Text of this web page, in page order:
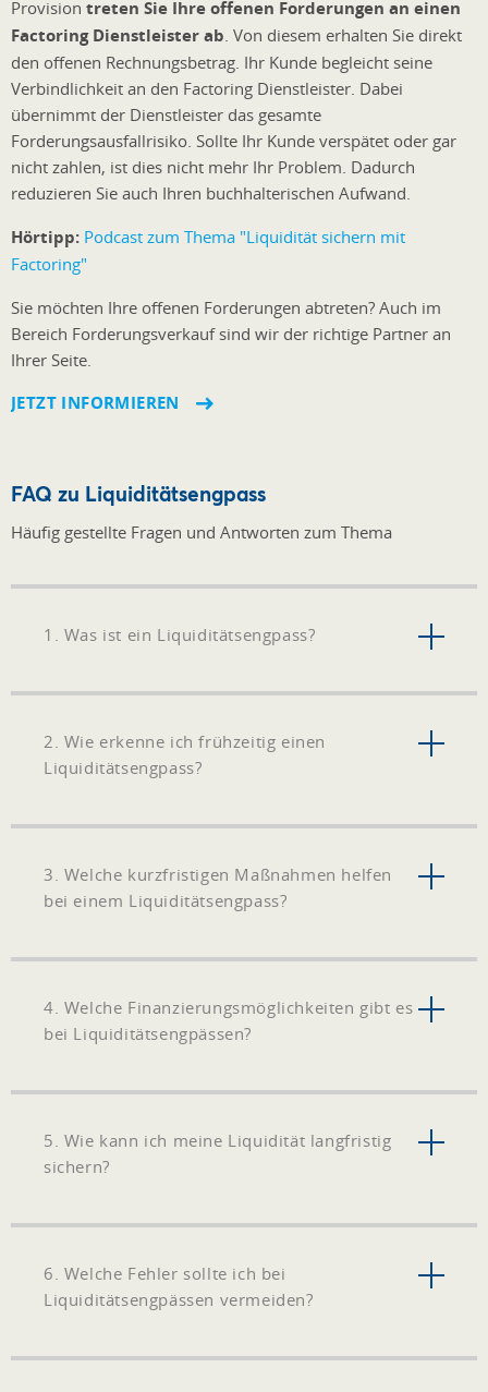
Provision treten Sie Ihre offenen Forderungen an einen
Factoring Dienstleister ab. Von diesem erhalten Sie direkt
den offenen Rechnungsbetrag. Ihr Kunde begleicht seine
Verbindlichkeit an den Factoring Dienstleister. Dabei
übernimmt der Dienstleister das gesamte
Forderungsausfallrisiko. Sollte Ihr Kunde verspätet oder gar
nicht zahlen, ist dies nicht mehr Ihr Problem. Dadurch
reduzieren Sie auch Ihren buchhalterischen Aufwand.
Hörtipp: Podcast zum Thema "Liquidität sichern mit
Factoring"
Sie möchten Ihre offenen Forderungen abtreten? Auch im
Bereich Forderungsverkauf sind wir der richtige Partner an
Ihrer Seite.
JETZT INFORMIEREN
FAQ zu Liquiditätsengpass
Häufig gestellte Fragen und Antworten zum Thema
1. Was ist ein Liquiditätsengpass?
2. Wie erkenne ich frühzeitig einen
Liquiditätsengpass?
3. Welche kurzfristigen Maßnahmen helfen
bei einem Liquiditätsengpass?
4. Welche Finanzierungsmöglichkeiten gibt es
bei Liquiditätsengpässen?
5. Wie kann ich meine Liquidität langfristig
sichern?
6. Welche Fehler sollte ich bei
Liquiditätsengpässen vermeiden?